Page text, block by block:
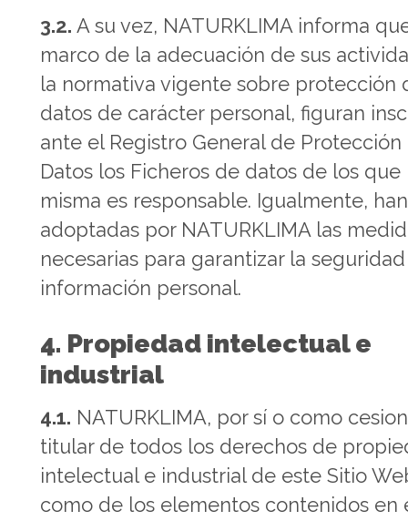
3.2. A su vez, NATURKLIMA informa
marco de la adecuación de sus
la normativa vigente sobre protección
datos de carácter personal, figuran
ante el Registro General de Protección
Datos los Ficheros de datos de los que
misma es responsable. Igualmente,
adoptadas por NATURKLIMA las
necesarias para garantizar la
información personal.
4. Propiedad intelectual e
industrial
4.1. NATURKLIMA, por sí o como
titular de todos los derechos de
intelectual e industrial de este Sitio
como de los elementos contenidos en